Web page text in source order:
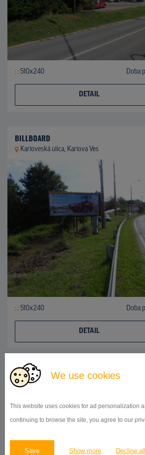
We use cookies
This website uses cookies for ad personalization
continuing to browse the site, you agree to our
Save Show more Decline
510x240 Doba
DETAIL
BILLBOARD
Karloveská ulica, Karlova Ves
510x240 Doba
DETAIL
BILLBOARD
Karloveská ulica, Karlova Ves